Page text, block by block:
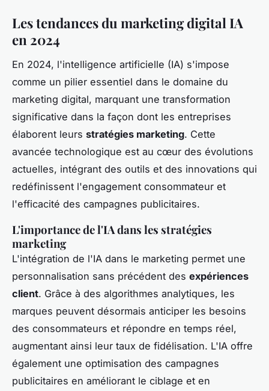
Les tendances du marketing digital IA
en 2024
En 2024, l'intelligence artificielle (IA) s'impose
comme un pilier essentiel dans le domaine du
marketing digital, marquant une transformation
significative dans la façon dont les entreprises
élaborent leurs stratégies marketing. Cette
avancée technologique est au cœur des évolutions
actuelles, intégrant des outils et des innovations qui
redéfinissent l'engagement consommateur et
l'efficacité des campagnes publicitaires.
L'importance de l'IA dans les stratégies
marketing
L'intégration de l'IA dans le marketing permet une
personnalisation sans précédent des expériences
client. Grâce à des algorithmes analytiques, les
marques peuvent désormais anticiper les besoins
des consommateurs et répondre en temps réel,
augmentant ainsi leur taux de fidélisation. L'IA offre
également une optimisation des campagnes
publicitaires en améliorant le ciblage et en